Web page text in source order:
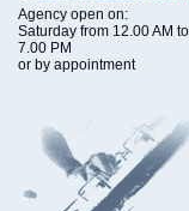
Agency open on:
Saturday from 12.00 AM to
7.00 PM
or by appointment